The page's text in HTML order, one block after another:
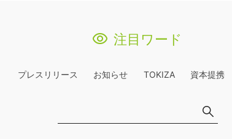
注目ワード
プレスリリース お知らせ TOKIZA 資本提携